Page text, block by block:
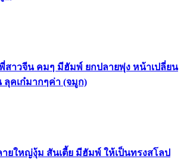
สาวจีน คมๆ มีฮัมพ์ ยกปลายพุ่ง หน้าเปลี่ยน
ลุคเก๋มากๆค่า (จมูก)
ยใหญ่งุ้ม สันเตี้ย มีฮัมพ์ ให้เป็นทรงสโลป